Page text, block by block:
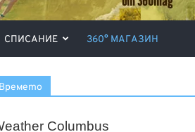
СПИСАНИЕ 360° МАГАЗИН